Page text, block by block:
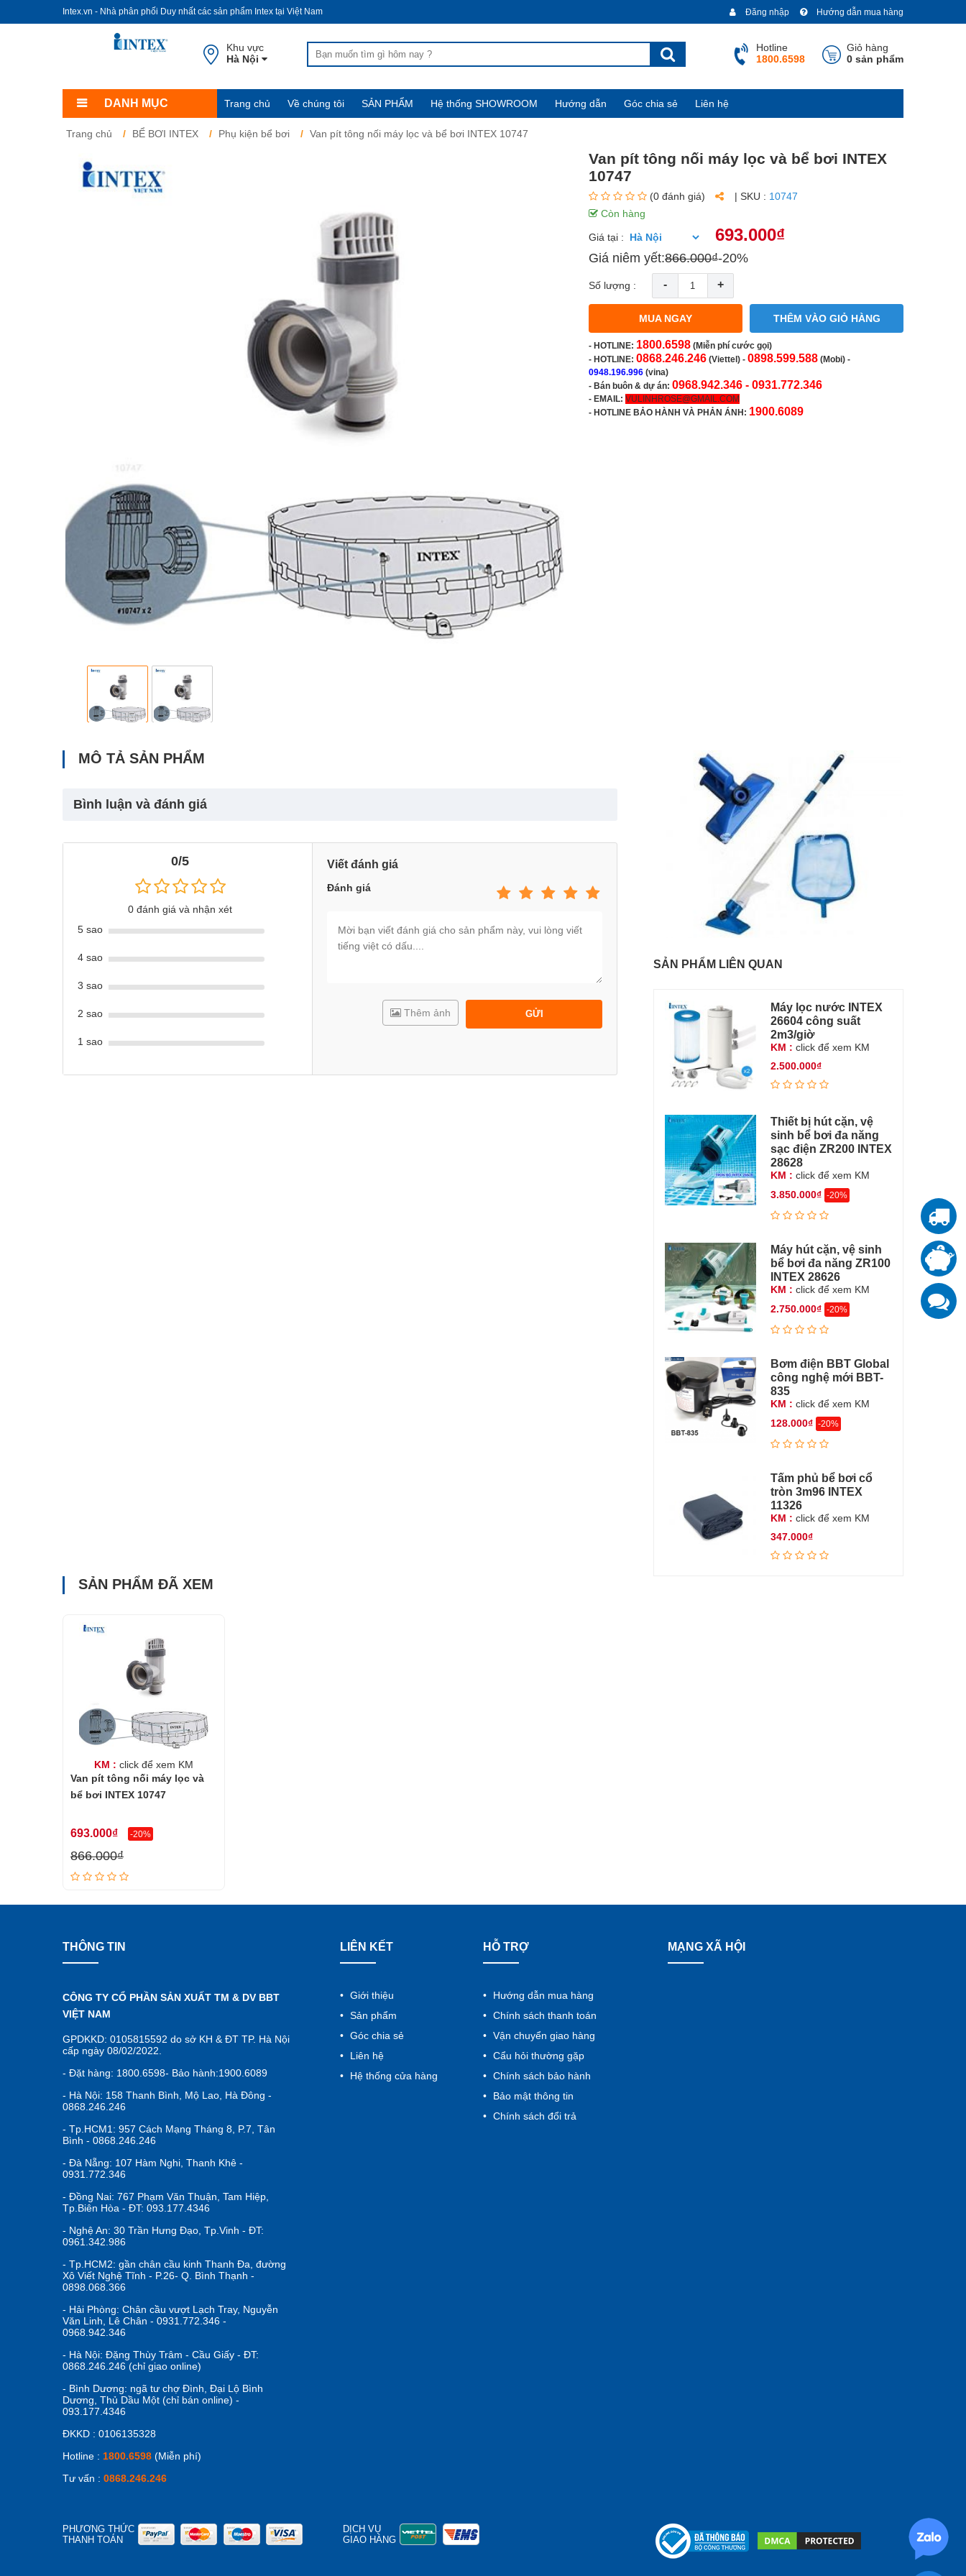
Intex.vn - Nhà phân phối Duy nhất các sản phẩm Intex tại Việt Nam Hướng dẫn mua hàng
Đăng nhập
Khu vực
Hà Nội
Giỏ hàng
0 sản phẩm
Hotline
1800.6598
DANH MỤC Trang chủ Về chúng tôi SẢN PHẨM Hệ thống SHOWROOM Hướng dẫn Góc chia sẻ Liên hệ
Trang chủ BỂ BƠI INTEX Phụ kiện bể bơi Van pít tông nối máy lọc và bể bơi INTEX 10747
Van pít tông nối máy lọc và bể bơi INTEX
10747
(0 đánh giá) | SKU : 10747
Còn hàng
Giá tại : 693.000₫
Giá niêm yết:866.000₫-20%
Số lượng : - +
MUA NGAY THÊM VÀO GIỎ HÀNG
- HOTLINE: 1800.6598 (Miễn phí cước gọi)
- HOTLINE: 0868.246.246 (Viettel) - 0898.599.588 (Mobi) -
0948.196.996 (vina)
- Bán buôn & dự án: 0968.942.346 - 0931.772.346
- EMAIL: VULINHROSE@GMAIL.COM
- HOTLINE BẢO HÀNH VÀ PHẢN ÁNH: 1900.6089
MÔ TẢ SẢN PHẨM
Bình luận và đánh giá
0/5
0 đánh giá và nhận xét
5 sao
4 sao
3 sao
2 sao
1 sao
Viết đánh giá
Đánh giá
GỬI
Thêm ảnh
SẢN PHẨM LIÊN QUAN
Máy lọc nước INTEX
26604 công suất
2m3/giờ
KM : click để xem KM
2.500.000₫
Thiết bị hút cặn, vệ
sinh bể bơi đa năng
sạc điện ZR200 INTEX
28628
KM : click để xem KM
3.850.000₫ -20%
Máy hút cặn, vệ sinh
bể bơi đa năng ZR100
INTEX 28626
KM : click để xem KM
2.750.000₫ -20%
Bơm điện BBT Global
công nghệ mới BBT-
835
KM : click để xem KM
128.000₫ -20%
Tấm phủ bể bơi cổ
tròn 3m96 INTEX
11326
KM : click để xem KM
347.000₫
SẢN PHẨM ĐÃ XEM
KM : click để xem KM
Van pít tông nối máy lọc và
bể bơi INTEX 10747
693.000₫ -20%
866.000₫
THÔNG TIN
CÔNG TY CỔ PHẦN SẢN XUẤT TM & DV BBT
VIỆT NAM
GPDKKD: 0105815592 do sở KH & ĐT TP. Hà Nội
cấp ngày 08/02/2022.
- Đặt hàng: 1800.6598- Bảo hành:1900.6089
- Hà Nội: 158 Thanh Bình, Mộ Lao, Hà Đông -
0868.246.246
- Tp.HCM1: 957 Cách Mạng Tháng 8, P.7, Tân
Bình - 0868.246.246
- Đà Nẵng: 107 Hàm Nghi, Thanh Khê -
0931.772.346
- Đồng Nai: 767 Phạm Văn Thuận, Tam Hiệp,
Tp.Biên Hòa - ĐT: 093.177.4346
- Nghệ An: 30 Trần Hưng Đạo, Tp.Vinh - ĐT:
0961.342.986
- Tp.HCM2: gần chân cầu kinh Thanh Đa, đường
Xô Viết Nghệ Tĩnh - P.26- Q. Bình Thạnh -
0898.068.366
- Hải Phòng: Chân cầu vượt Lạch Tray, Nguyễn
Văn Linh, Lê Chân - 0931.772.346 -
0968.942.346
- Hà Nội: Đặng Thùy Trâm - Cầu Giấy - ĐT:
0868.246.246 (chỉ giao online)
- Bình Dương: ngã tư chợ Đình, Đại Lộ Bình
Dương, Thủ Dầu Một (chỉ bán online) -
093.177.4346
ĐKKD : 0106135328
Hotline : 1800.6598 (Miễn phí)
Tư vấn : 0868.246.246
LIÊN KẾT
Giới thiệu
Sản phẩm
Góc chia sẻ
Liên hệ
Hệ thống cửa hàng
HỖ TRỢ
Hướng dẫn mua hàng
Chính sách thanh toán
Vận chuyển giao hàng
Cẩu hỏi thường gặp
Chính sách bảo hành
Bảo mật thông tin
Chính sách đổi trả
MẠNG XÃ HỘI
PHƯƠNG THỨC
THANH TOÁN
DỊCH VỤ
GIAO HÀNG